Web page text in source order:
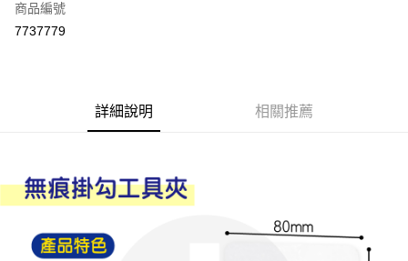
超商取貨付款
Google Pay
相關說明
商品編號
7737779
詳細說明 相關推薦